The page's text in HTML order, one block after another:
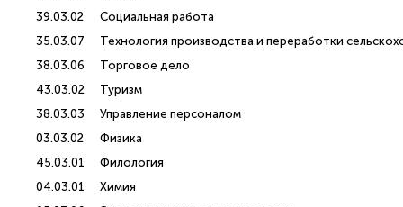
39.03.02
Социальная работа
35.03.07
Технология производства и переработки
38.03.06
Торговое дело
43.03.02
Туризм
38.03.03
Управление персоналом
03.03.02
Физика
45.03.01
Филология
04.03.01
Химия